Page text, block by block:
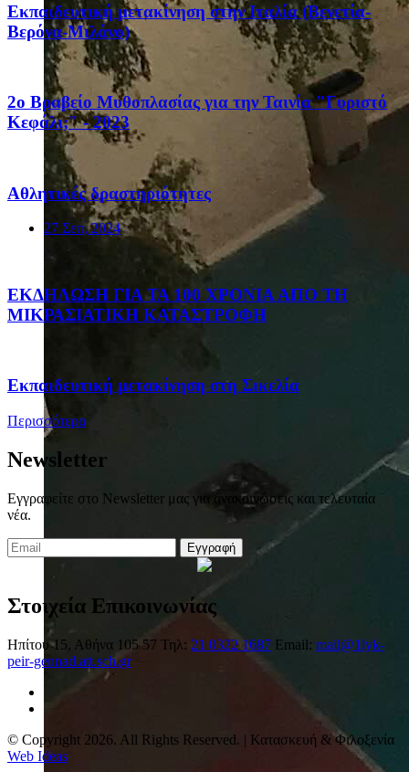
Eκπαιδευτική μετακίνηση στην Ιταλία (Βενετία-
Βερόνα-Μιλάνο)
2ο Βραβείο Μυθοπλασίας για την Ταινία "Γυριστό
Κεφάλι;" - 2023
Αθλητικές δραστηριότητες
27 Σεπ, 2024
ΕΚΔΗΛΩΣΗ ΓΙΑ ΤΑ 100 ΧΡΟΝΙΑ ΑΠΟ ΤΗ
ΜΙΚΡΑΣΙΑΤΙΚΗ ΚΑΤΑΣΤΡΟΦΗ
Eκπαιδευτική μετακίνηση στη Σικελία
Περισσότερα
Newsletter
Εγγραφείτε στο Newsletter μας για ανακοινώσεις και τελευταία
νέα.
Εγγραφή
Στοιχεία Επικοινωνίας
Ηπίτου 15, Αθήνα 105 57 Τηλ: 21 0322 1687 Email: mail@1lyk-
peir-gennad.att.sch.gr
© Copyright 2026. All Rights Reserved. | Κατασκευή & Φιλοξενία
Web Ideas